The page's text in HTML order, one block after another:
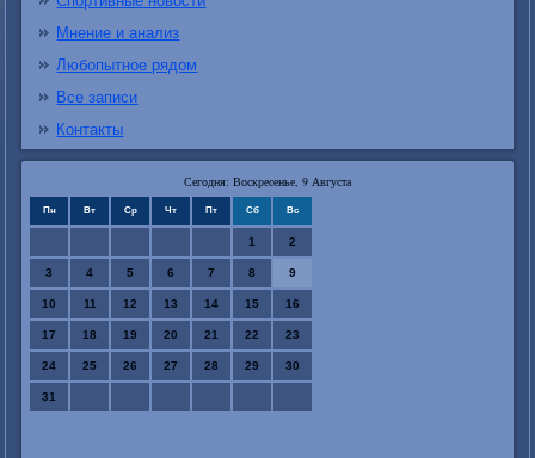
Мнение и анализ
Любопытное рядом
Все записи
Контакты
Сегодня: Воскресенье, 9 Августа
Пн Вт Ср Чт Пт Сб Вс
1 2
3 4 5 6 7 8 9
10 11 12 13 14 15 16
17 18 19 20 21 22 23
24 25 26 27 28 29 30
31